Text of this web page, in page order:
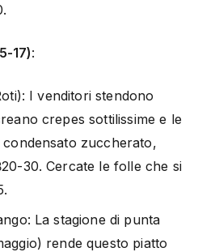
17):
I venditori stendono
crepes sottilissime e le
zuccherato,
30. Cercate le folle che si
La stagione di punta
rende questo piatto